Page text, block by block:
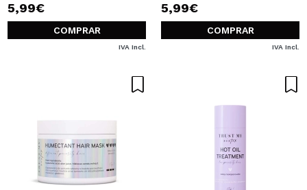
5,99€
COMPRAR
IVA Incl.
5,99€
COMPRAR
IVA Incl.